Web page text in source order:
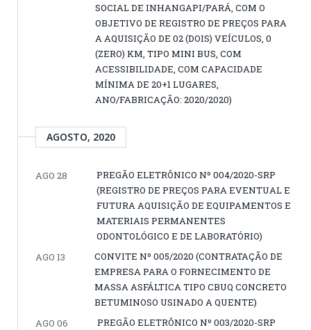
SOCIAL DE INHANGAPI/PARÁ, COM O
OBJETIVO DE REGISTRO DE PREÇOS PARA
A AQUISIÇÃO DE 02 (DOIS) VEÍCULOS, 0
(ZERO) KM, TIPO MINI BUS, COM
ACESSIBILIDADE, COM CAPACIDADE
MÍNIMA DE 20+1 LUGARES,
ANO/FABRICAÇÃO: 2020/2020)
AGOSTO, 2020
AGO 28
PREGÃO ELETRÔNICO Nº 004/2020-SRP
(REGISTRO DE PREÇOS PARA EVENTUAL E
FUTURA AQUISIÇÃO DE EQUIPAMENTOS E
MATERIAIS PERMANENTES
ODONTOLÓGICO E DE LABORATÓRIO)
AGO 13
CONVITE Nº 005/2020 (CONTRATAÇÃO DE
EMPRESA PARA O FORNECIMENTO DE
MASSA ASFÁLTICA TIPO CBUQ CONCRETO
BETUMINOSO USINADO A QUENTE)
AGO 06
PREGÃO ELETRÔNICO Nº 003/2020-SRP